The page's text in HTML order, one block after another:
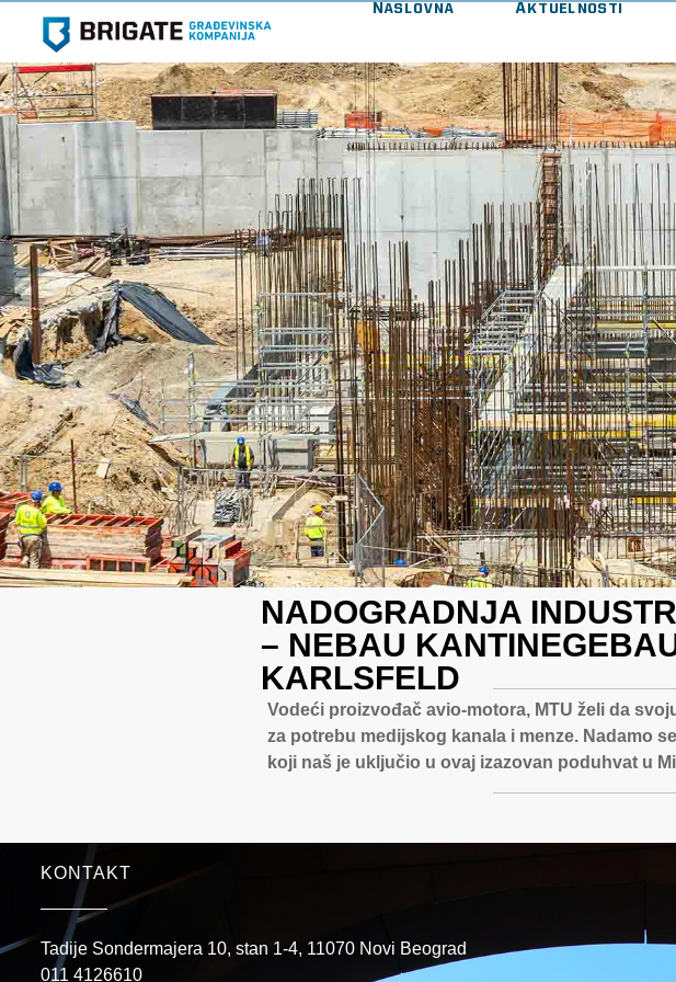
Naslovna Aktuelnosti
NADOGRADNJA
– NEBAU
KARLSFELD
Vodeći proizvođač avio-motora, MTU želi da
za potrebu medijskog kanala i menze. Nadamo
koji naš je uključio u ovaj izazovan poduhvat u
KONTAKT
Tadije Sondermajera 10, stan 1-4, 11070 Novi Beograd
011 4126610